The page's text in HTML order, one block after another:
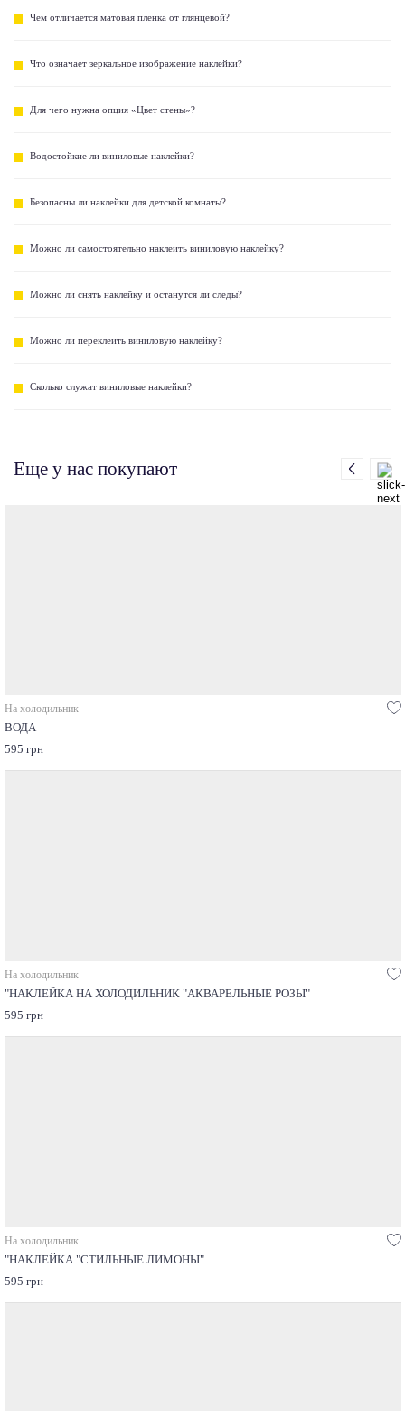
Чем отличается матовая пленка от глянцевой?
Что означает зеркальное изображение наклейки?
Для чего нужна опция «Цвет стены»?
Водостойкие ли виниловые наклейки?
Безопасны ли наклейки для детской комнаты?
Можно ли самостоятельно наклеить виниловую наклейку?
Можно ли снять наклейку и останутся ли следы?
Можно ли переклеить виниловую наклейку?
Сколько служат виниловые наклейки?
Еще у нас покупают
На холодильник
ВОДА
595 грн
На холодильник
"НАКЛЕЙКА НА ХОЛОДИЛЬНИК "АКВАРЕЛЬНЫЕ РОЗЫ"
595 грн
На холодильник
"НАКЛЕЙКА "СТИЛЬНЫЕ ЛИМОНЫ"
595 грн